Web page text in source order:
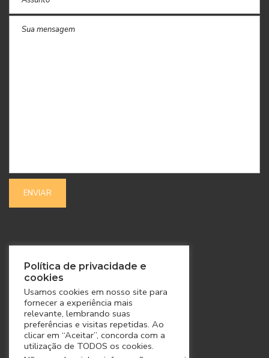
Política de privacidade e
cookies
Usamos cookies em nosso site para
fornecer a experiência mais
relevante, lembrando suas
preferências e visitas repetidas. Ao
clicar em “Aceitar”, concorda com a
utilização de TODOS os cookies.